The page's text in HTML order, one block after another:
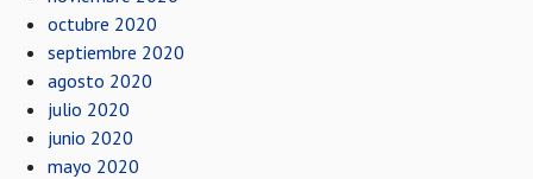
octubre 2020
septiembre 2020
agosto 2020
julio 2020
junio 2020
mayo 2020